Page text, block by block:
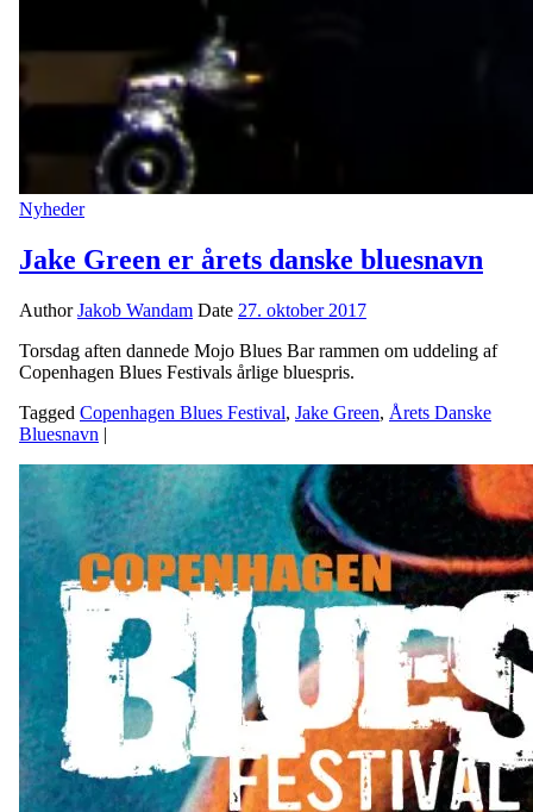
Nyheder
Jake Green er årets danske bluesnavn
AuthorJakob Wandam Date 27. oktober 2017
Torsdag aften dannede Mojo Blues Bar rammen om uddeling af
Copenhagen Blues Festivals årlige bluespris.
Tagged Copenhagen Blues Festival, Jake Green, Årets Danske
Bluesnavn |